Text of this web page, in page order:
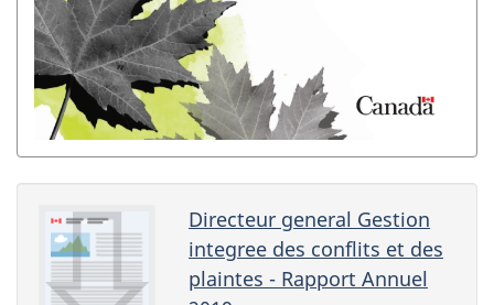
Directeur general Gestion
integree des conflits et des
plaintes - Rapport Annuel